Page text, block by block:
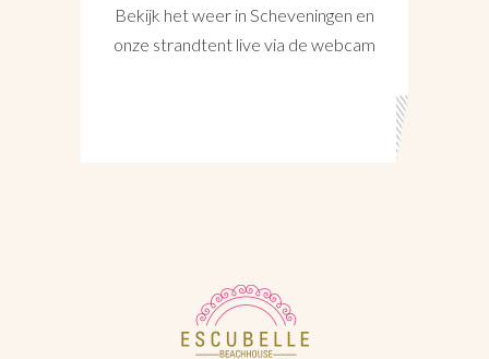
Bekijk het weer in Scheveningen en
onze strandtent live via de webcam